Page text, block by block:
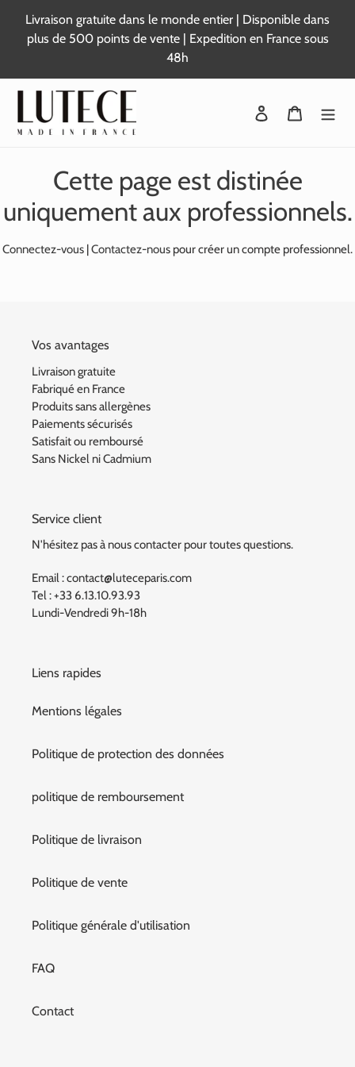
contenu
Livraison gratuite dans le monde entier | Disponible dans
plus de 500 points de vente | Expedition en France sous
48h
Se connecter
Panier
Cette page est distinée
uniquement aux professionnels.
Connectez-vous Contactez-nous pour créer un compte professionnel.
Vos avantages
Livraison gratuite
Fabriqué en France
Produits sans allergènes
Paiements sécurisés
Satisfait ou remboursé
Sans Nickel ni Cadmium
Service client
N'hésitez pas à nous contacter pour toutes questions.
Email : contact@luteceparis.com
Tel : +33 6.13.10.93.93
Lundi-Vendredi 9h-18h
Liens rapides
Mentions légales
Politique de protection des données
politique de remboursement
Politique de livraison
Politique de vente
Politique générale d'utilisation
FAQ
Contact